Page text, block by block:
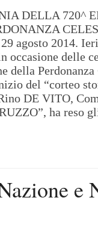
DELLA 720^
agosto 2014.
occasione delle
della
del “corteo
DE VITO,
ha reso
e